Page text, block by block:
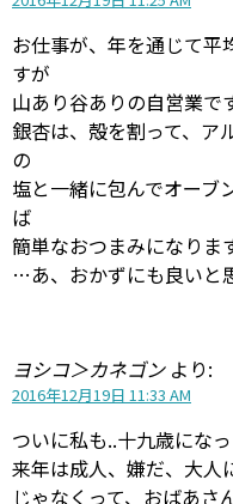
お仕事が、年を通じて平
すが
山あり谷ありの自営業で
銀杏は、殻を割って、ア
の
塩と一緒に包んでオーブ
ば
簡単なおつまみになりま
…あ、おかずにも良いと
ヨシコ＞カネゴン より:
2016年12月19日 11:33 AM
ついに私も..十九歳になっ
来年は成人、嫌だ、大人
じゃなくって、おばあさ